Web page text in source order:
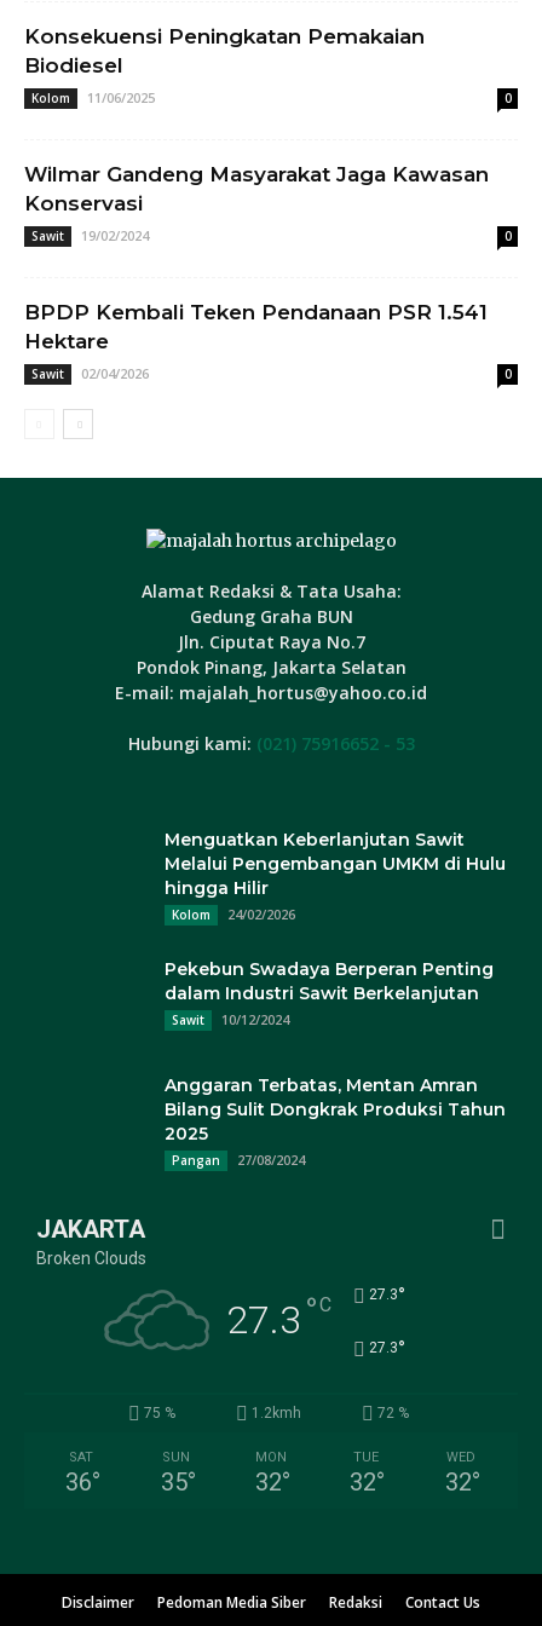
Konsekuensi Peningkatan Pemakaian
Biodiesel
Kolom 11/06/2025 0
Wilmar Gandeng Masyarakat Jaga Kawasan
Konservasi
Sawit 19/02/2024 0
BPDP Kembali Teken Pendanaan PSR 1.541
Hektare
Sawit 02/04/2026 0
Alamat Redaksi & Tata Usaha:
Gedung Graha BUN
Jln. Ciputat Raya No.7
Pondok Pinang, Jakarta Selatan
E-mail: majalah_hortus@yahoo.co.id
Hubungi kami: (021) 75916652 - 53
Menguatkan Keberlanjutan Sawit
Melalui Pengembangan UMKM di Hulu
hingga Hilir
Kolom 24/02/2026
Pekebun Swadaya Berperan Penting
dalam Industri Sawit Berkelanjutan
Sawit 10/12/2024
Anggaran Terbatas, Mentan Amran
Bilang Sulit Dongkrak Produksi Tahun
2025
Pangan 27/08/2024
JAKARTA
Broken Clouds
27.3 °C 27.3°
27.3°
75 % 1.2kmh 72 %
SAT
36°
SUN
35°
MON
32°
TUE
32°
WED
32°
Disclaimer Pedoman Media Siber Redaksi Contact Us